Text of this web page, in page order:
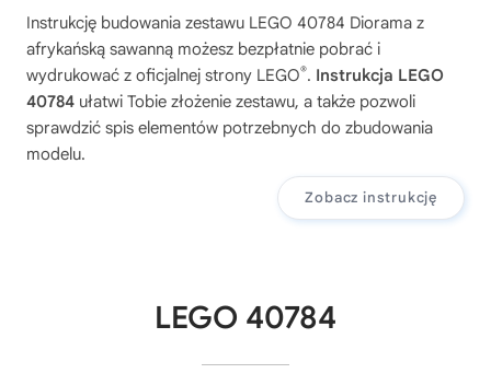
Instrukcję budowania zestawu LEGO 40784 Diorama z
afrykańską sawanną możesz bezpłatnie pobrać i
wydrukować z oficjalnej strony LEGO®. Instrukcja LEGO
40784 ułatwi Tobie złożenie zestawu, a także pozwoli
sprawdzić spis elementów potrzebnych do zbudowania
modelu.
Zobacz instrukcję
LEGO 40784